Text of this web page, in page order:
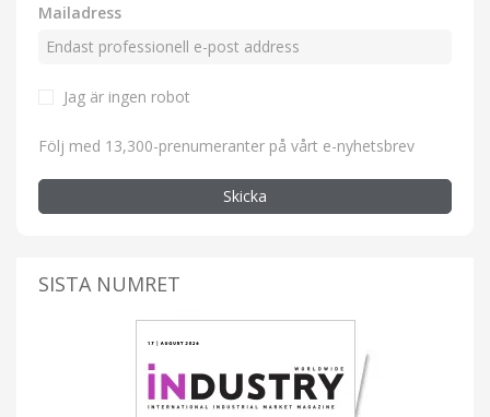
Mailadress
Jag är ingen robot
Följ med 13,300-prenumeranter på vårt e-nyhetsbrev
Skicka
SISTA NUMRET